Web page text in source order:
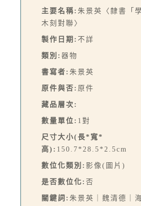
主要名稱: 朱景英〈隸書「
木刻對聯〉
製作日期: 不詳
類別: 器物
書寫者: 朱景英
原件與否: 原件
藏品層次:
數量單位: 1對
尺寸大小(長*寬*
高): 150.7*28.5*2.5cm
數位化類別: 影像(圖片)
是否數位化: 否
關鍵詞: 朱景英｜魏清德｜